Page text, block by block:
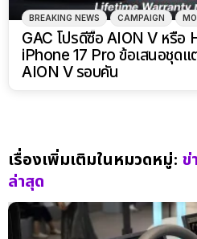
BREAKING NEWS CAMPAIGN
GAC โปรดีซื้อ AION V หรือ
iPhone 17 Pro ข้อเสนอชุด
AION V รอบคัน
เรื่องเพิ่มเติมในหมวดหมู่: ข่
ล่าสุด